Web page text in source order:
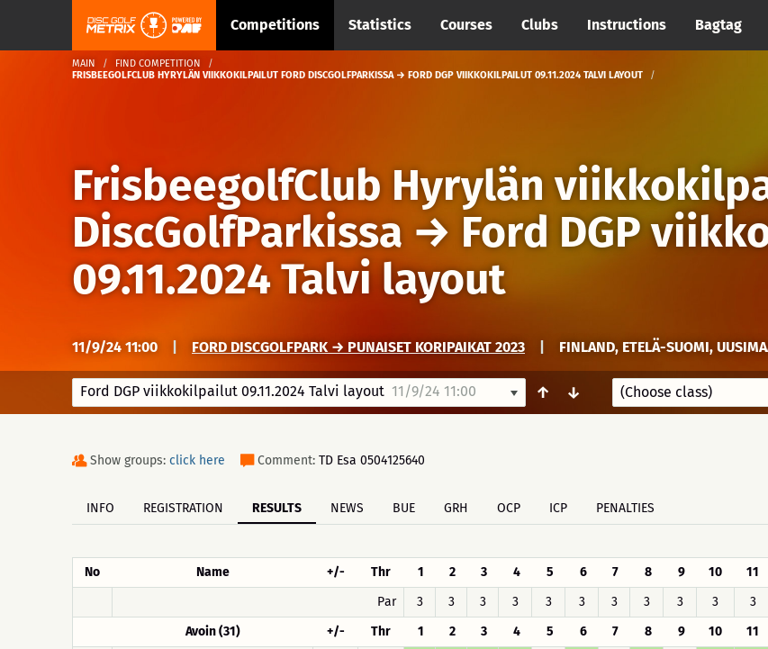
Competitions Statistics Courses Clubs Instructions Bagtag
MAIN
FIND COMPETITION
FRISBEEGOLFCLUB HYRYLÄN VIIKKOKILPAILUT FORD DISCGOLFPARKISSA → FORD DGP VIIKKOKILPAILUT 09.11.2024 TALVI LAYOUT
FrisbeegolfClub Hyrylän
DiscGolfParkissa → Ford DGP
09.11.2024 Talvi layout
11/9/24 11:00 FORD DISCGOLFPARK → PUNAISET KORIPAIKAT 2023 FINLAND, ETELÄ-SUOMI,
Ford DGP viikkokilpailut 09.11.2024 Talvi layout 11/9/24 11:00 ↑ ↓
Show groups: click here Comment: TD Esa 0504125640
INFO REGISTRATION RESULTS NEWS BUE GRH OCP ICP PENALTIES
No Name +/- Thr 1 2 3 4 5 6 7 8 9 10 11
Par
3 3 3 3 3 3 3 3 3 3 3
Avoin (31)
+/- Thr 1 2 3 4 5 6 7 8 9 10 11